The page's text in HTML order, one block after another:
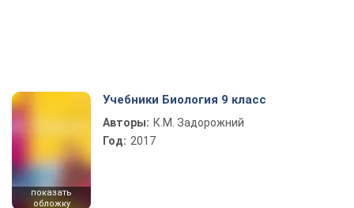
показать
обложку
Учебники Биология 9 класс
Авторы: К.М. Задорожний
Год: 2017